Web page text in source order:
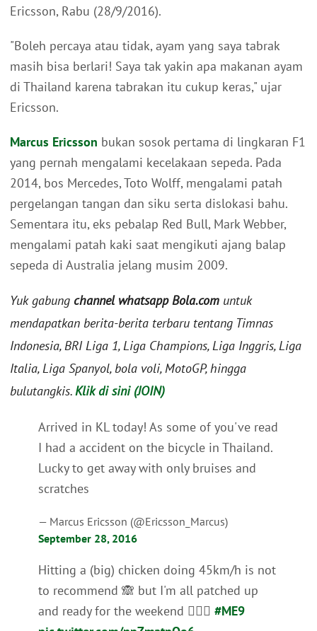
Ericsson, Rabu (28/9/2016).
"Boleh percaya atau tidak, ayam yang saya tabrak
masih bisa berlari! Saya tak yakin apa makanan ayam
di Thailand karena tabrakan itu cukup keras," ujar
Ericsson.
Marcus Ericsson bukan sosok pertama di lingkaran F1
yang pernah mengalami kecelakaan sepeda. Pada
2014, bos Mercedes, Toto Wolff, mengalami patah
pergelangan tangan dan siku serta dislokasi bahu.
Sementara itu, eks pebalap Red Bull, Mark Webber,
mengalami patah kaki saat mengikuti ajang balap
sepeda di Australia jelang musim 2009.
Yuk gabung channel whatsapp Bola.com untuk
mendapatkan berita-berita terbaru tentang Timnas
Indonesia, BRI Liga 1, Liga Champions, Liga Inggris, Liga
Italia, Liga Spanyol, bola voli, MotoGP, hingga
bulutangkis.Klik di sini (JOIN)
Arrived in KL today! As some of you've read
I had a accident on the bicycle in Thailand.
Lucky to get away with only bruises and
scratches
— Marcus Ericsson (@Ericsson_Marcus)
September 28, 2016
Hitting a (big) chicken doing 45km/h is not
to recommend 🙈 but I'm all patched up
and ready for the weekend 👍🏻😎 #ME9